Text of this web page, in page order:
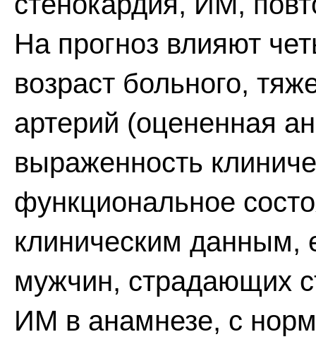
На прогноз влияют
возраст больного,
артерий (оцененная
выраженность
функциональное
клиническим данным,
мужчин, страдающих
ИМ в анамнезе, с